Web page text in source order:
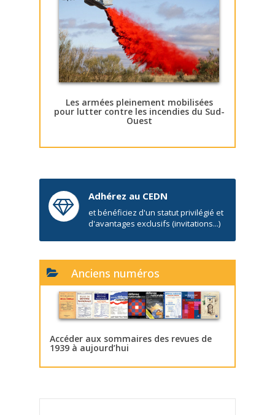
Les armées pleinement mobilisées
pour lutter contre les incendies du Sud-
Ouest
Adhérez au CEDN
et bénéficiez d'un statut privilégié et
d'avantages exclusifs (invitations...)
Anciens numéros
Accéder aux sommaires des revues de
1939 à aujourd’hui